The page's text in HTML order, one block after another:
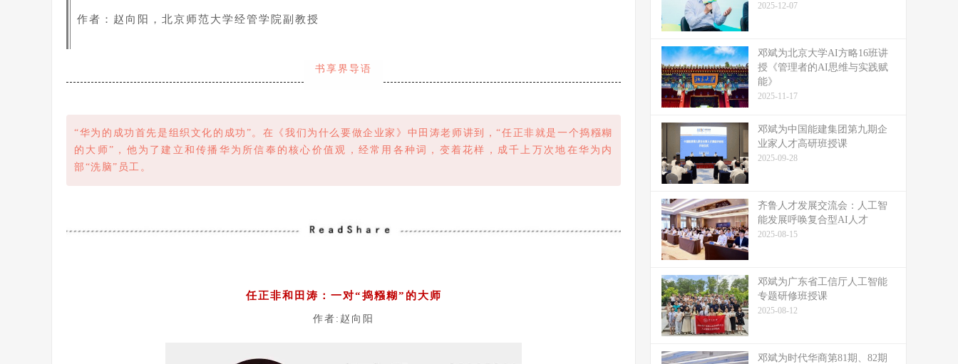
作者：赵向阳，北京师范大学经管学院副教授
书享界导语
“华为的成功首先是组织文化的成功”。在《我们为什么要做企业家》中田涛老师讲到，“任正非就是一个捣糨糊
的大师”，他为了建立和传播华为所信奉的核心价值观，经常用各种词，变着花样，成千上万次地在华为内
部“洗脑”员工。
任正非和田涛：一对“捣糨糊”的大师
作者:赵向阳
2025-12-07
邓斌为北京大学AI方略16班讲
授《管理者的AI思维与实践赋
能》
2025-11-17
邓斌为中国能建集团第九期企
业家人才高研班授课
2025-09-28
齐鲁人才发展交流会：人工智
能发展呼唤复合型AI人才
2025-08-15
邓斌为广东省工信厅人工智能
专题研修班授课
2025-08-12
邓斌为时代华商第81期、82期